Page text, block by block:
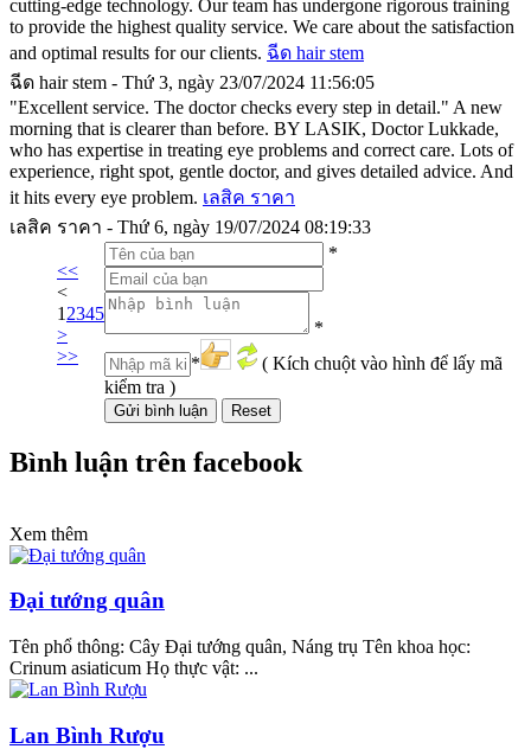
cutting-edge technology. Our team has undergone rigorous training
to provide the highest quality service. We care about the satisfaction
and optimal results for our clients. ฉีด hair stem
ฉีด hair stem - Thứ 3, ngày 23/07/2024 11:56:05
"Excellent service. The doctor checks every step in detail." A new
morning that is clearer than before. BY LASIK, Doctor Lukkade,
who has expertise in treating eye problems and correct care. Lots of
experience, right spot, gentle doctor, and gives detailed advice. And
it hits every eye problem. เลสิค ราคา
เลสิค ราคา - Thứ 6, ngày 19/07/2024 08:19:33
<<
<
1 2345
>
>>
*
*
*
( Kích chuột vào hình để lấy mã
kiểm tra )
Bình luận trên facebook
Xem thêm
Đại tướng quân
Tên phổ thông: Cây Đại tướng quân, Náng trụ Tên khoa học:
Crinum asiaticum Họ thực vật: ...
Lan Bình Rượu